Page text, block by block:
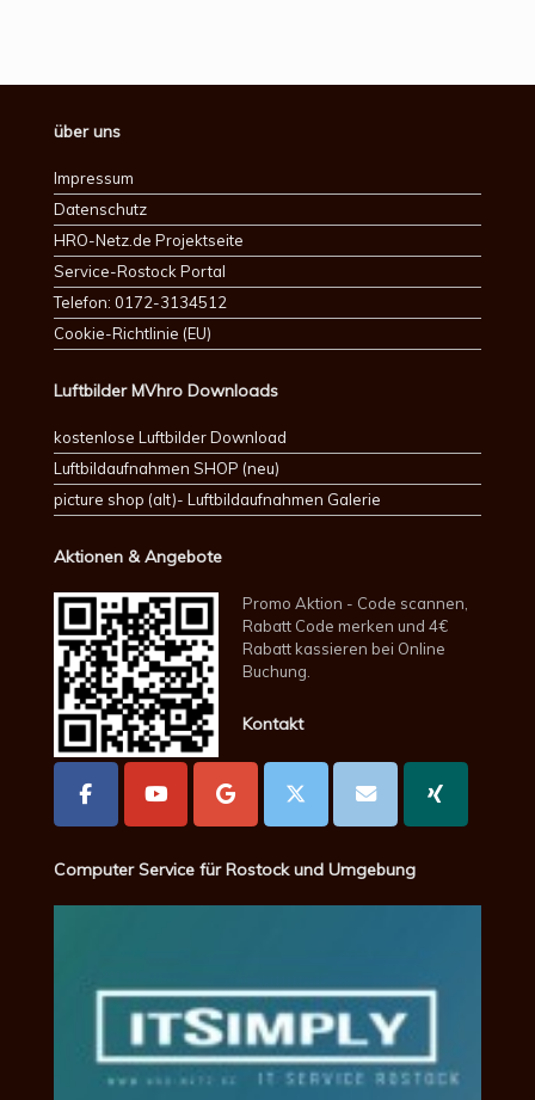
über uns
Impressum
Datenschutz
HRO-Netz.de Projektseite
Service-Rostock Portal
Telefon: 0172-3134512
Cookie-Richtlinie (EU)
Luftbilder MVhro Downloads
kostenlose Luftbilder Download
Luftbildaufnahmen SHOP (neu)
picture shop (alt)- Luftbildaufnahmen Galerie
Aktionen & Angebote
Promo Aktion - Code scannen,
Rabatt Code merken und 4€
Rabatt kassieren bei Online
Buchung.
Kontakt
Computer Service für Rostock und Umgebung